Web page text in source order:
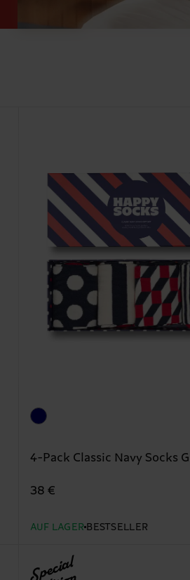
4-Pack Classic Navy Socks
38 €
AUF LAGER BESTSELLER
Special